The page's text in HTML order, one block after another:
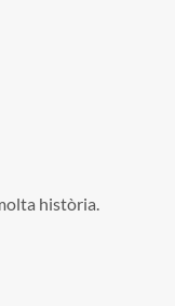
història.